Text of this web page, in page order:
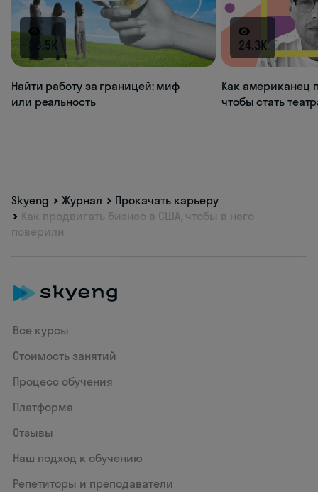
36.5K
Найти работу за границей: миф
или реальность
24.3K
Как американец
чтобы стать
Skyeng Журнал
Прокачать карьеру
Как продвигать бизнес в США, чтобы в него
поверили
Все курсы
Стоимость занятий
Процесс обучения
Платформа
Отзывы
Наш подход к обучению
Репетиторы и преподаватели